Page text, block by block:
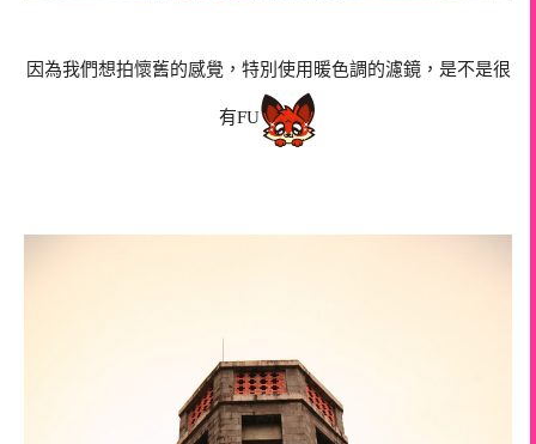
因為我們想拍懷舊的感覺，特別使用暖色調的濾鏡，是不是很
有FU